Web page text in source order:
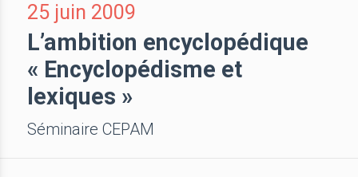
25 juin 2009
L’ambition encyclopédique
« Encyclopédisme et
lexiques »
Séminaire CEPAM